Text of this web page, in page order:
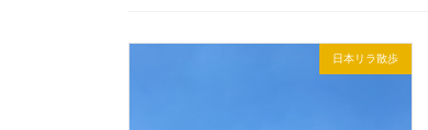
日本リラ散歩